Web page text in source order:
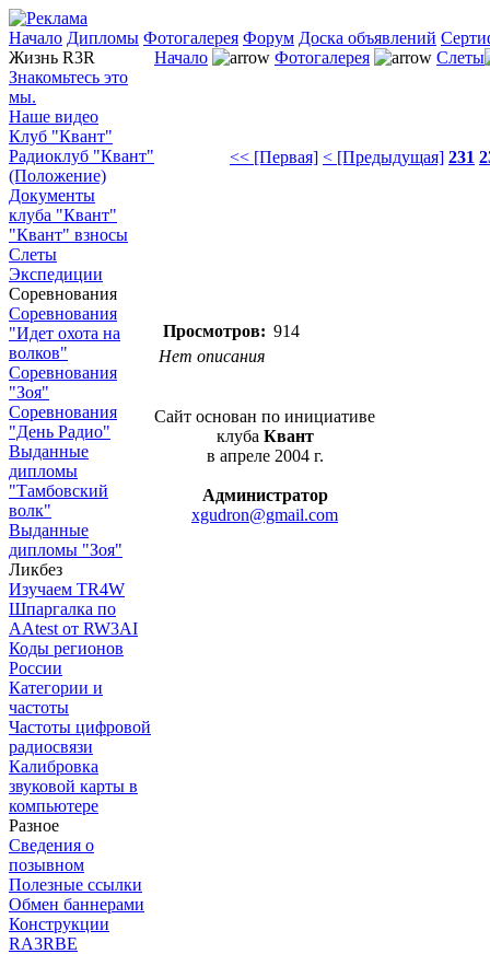
Начало Дипломы Фотогалерея Форум Доска объявлений
Жизнь R3R
Знакомьтесь это
мы.
Наше видео
Клуб "Квант"
Радиоклуб "Квант"
(Положение)
Документы
клуба "Квант"
"Квант" взносы
Слеты
Экспедиции
Соревнования
Соревнования
"Идет охота на
волков"
Соревнования
"Зоя"
Соревнования
"День Радио"
Выданные
дипломы
"Тамбовский
волк"
Выданные
дипломы "Зоя"
Ликбез
Изучаем TR4W
Шпаргалка по
AAtest от RW3AI
Коды регионов
России
Категории и
частоты
Частоты цифровой
радиосвязи
Калибровка
звуковой карты в
компьютере
Разное
Сведения о
позывном
Полезные ссылки
Обмен баннерами
Конструкции
RA3RBE
Начало Фотогалерея Слеты
<< [Первая] < [Предыдущая] 231
Просмотров: 914
Нет описания
Сайт основан по инициативе
клуба Квант
в апреле 2004 г.
Администратор
xgudron@gmail.com